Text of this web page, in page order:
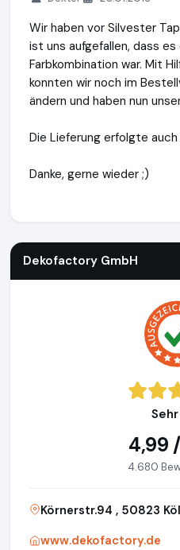
Wir haben vor Silvester
ist uns aufgefallen, dass
Farbkombination war. Mit
konnten wir noch im
ändern und haben nun
Die Lieferung erfolgte auch
Danke, gerne wieder ;)
Dekofactory GmbH
4,99
4.680
Körnerstr.94 , 50823
www.dekofactory.de